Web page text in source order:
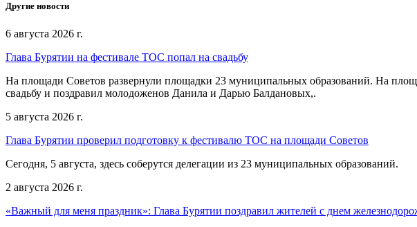
Другие новости
6 августа 2026 г.
Глава Бурятии на фестивале ТОС попал на свадьбу
На площади Советов развернули площадки 23 муниципальных образований. На
свадьбу и поздравил молодоженов Данила и Дарью Балдановых,.
5 августа 2026 г.
Глава Бурятии проверил подготовку к фестивалю ТОС на площади Советов
Сегодня, 5 августа, здесь соберутся делегации из 23 муниципальных образований.
2 августа 2026 г.
«Важный для меня праздник»: Глава Бурятии поздравил жителей с днем